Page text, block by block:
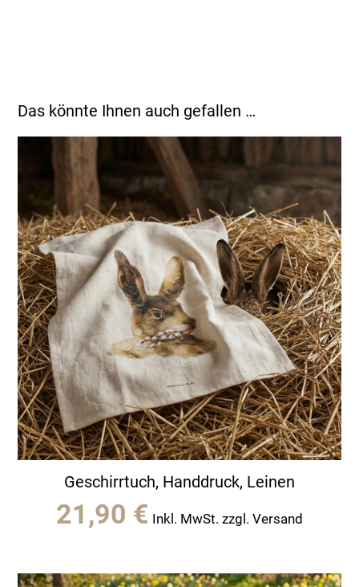
Das könnte Ihnen auch gefallen …
Geschirrtuch, Handdruck, Leinen
21,90 € Inkl. MwSt. zzgl. Versand